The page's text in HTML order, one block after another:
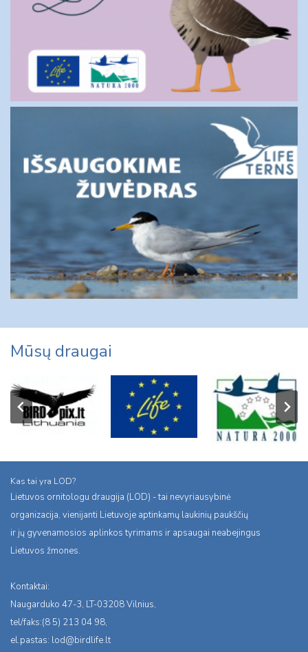
Mūsų draugai
Kas tai yra LOD?
Lietuvos ornitologu draugija (LOD) - tai nevyriausybinė
organizacija, vienijanti Lietuvoje aptinkamų laukinių paukščių
ir jų gyvenamosios aplinkos tyrimams ir apsaugai neabejingus
Lietuvos žmones.
Kontaktai:
Naugarduko 47-3, LT-03208 Vilnius,
tel/faks:(8 5) 213 04 98,
el.pastas: lod@birdlife.lt